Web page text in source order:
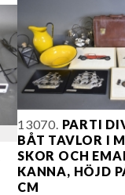
13070. PARTI
BÅT TAVLOR I
SKOR OCH
KANNA, HÖJD
CM